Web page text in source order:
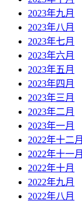
2023年九月
2023年八月
2023年七月
2023年六月
2023年五月
2023年四月
2023年三月
2023年二月
2023年一月
2022年十二月
2022年十一月
2022年十月
2022年九月
2022年八月